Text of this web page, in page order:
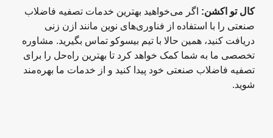
کال تو اکشن:اگر می‌خواهید بهترین خدمات تصفیه فاضلاب
صنعتی را با استفاده از فناوری‌های نوین مانند ازن زنی
دریافت کنید، همین حالا با تیم بیسوکو تماس بگیرید. مشاوره
تخصصی ما به شما کمک خواهد کرد تا بهترین راه‌حل را برای
تصفیه فاضلاب صنعتی خود پیدا کنید و از خدمات ما بهره‌مند
شوید.